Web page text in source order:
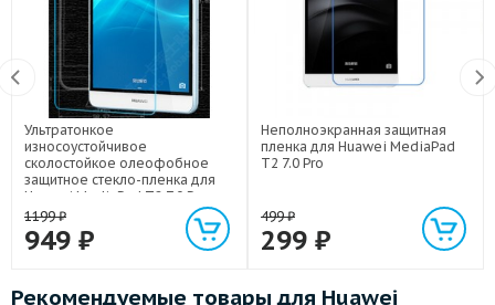
Ультратонкое
износоустойчивое
сколостойкое олеофобное
защитное стекло-пленка для
Huawei MediaPad T2 7.0 Pro
1199₽
949 ₽
Неполноэкранная защитная
пленка для Huawei MediaPad
T2 7.0 Pro
499₽
299 ₽
Рекомендуемые товары для Huawei